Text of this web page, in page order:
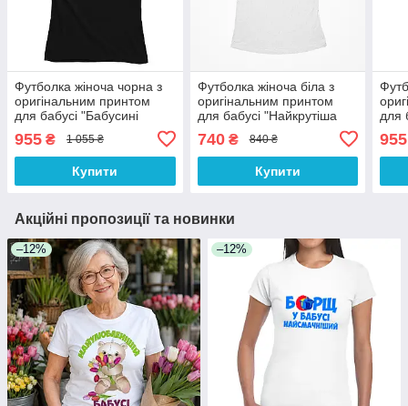
Футболка жіноча чорна з
оригінальним принтом
для бабусі "Бабусині
оладки найсмачніші" Push
IT
955 ₴ 1 055 ₴
Купити
Футболка жіноча біла з
оригінальним принтом
для бабусі "Найкрутіша
бабуся на землі" Push IT
740₴ 840 ₴
Купити
для
955
Акційні пропозиції та новинки
–12% –12%